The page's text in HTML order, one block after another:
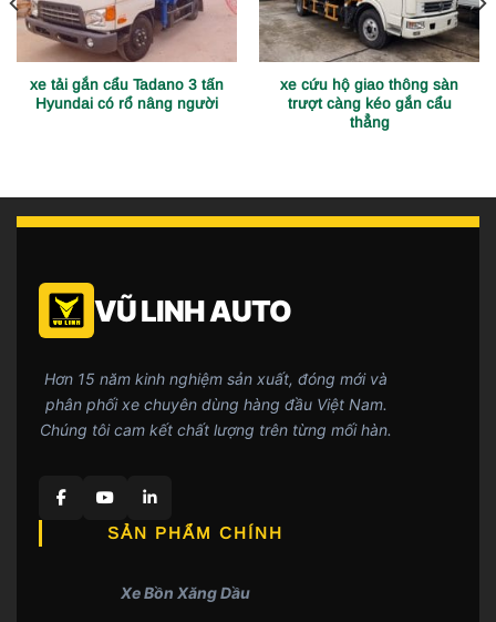
xe tải gắn cẩu Tadano 3 tấn
Hyundai có rổ nâng người
xe cứu hộ giao thông sàn
trượt càng kéo gắn cẩu
thẳng
VŨ LINH AUTO
Hơn 15 năm kinh nghiệm sản xuất, đóng mới và
phân phối xe chuyên dùng hàng đầu Việt Nam.
Chúng tôi cam kết chất lượng trên từng mối hàn.
SẢN PHẨM CHÍNH
Xe Bồn Xăng Dầu